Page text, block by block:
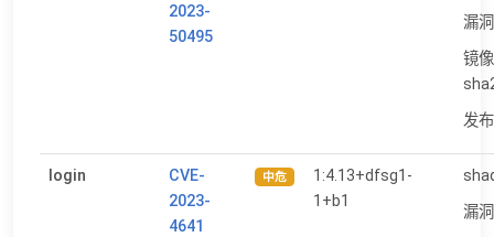
2023-
50495
漏
镜
发
login
CVE-
2023-
4641
中危
1:4.13+dfsg1-
1+b1
漏